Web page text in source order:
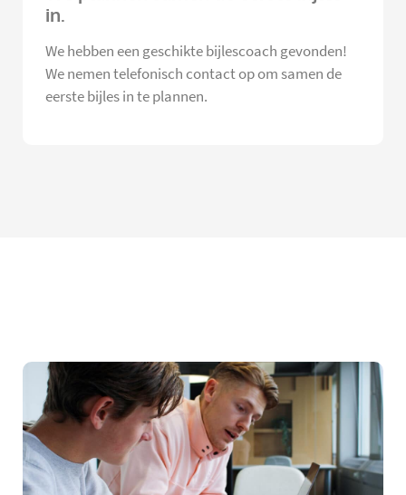
in.
We hebben een geschikte bijlescoach gevonden!
We nemen telefonisch contact op om samen de
eerste bijles in te plannen.